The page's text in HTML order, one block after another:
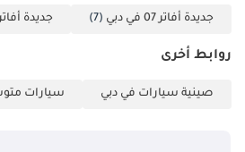
جديدة أفاتر 07 في دبي (7) جديدة أفاتر 11 في
روابط أخرى
صينية سيارات في دبي سيارات
مناخ المنطقة وظروف القيادة الفريدة فيها.
تم إنشاء هذه الإحصاءات بواسطة الذكاء